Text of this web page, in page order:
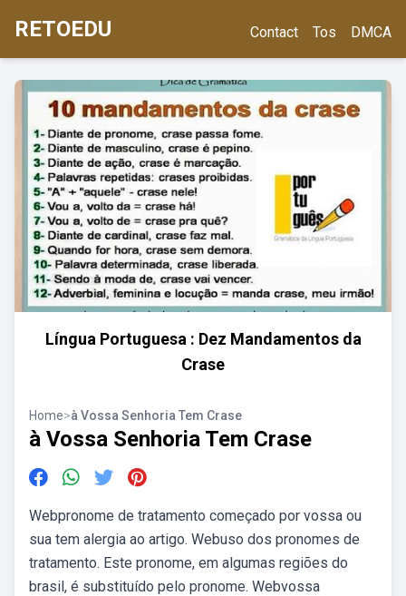
RETOEDU Contact Tos DMCA
Língua Portuguesa : Dez Mandamentos da
Crase
Home>à Vossa Senhoria Tem Crase
à Vossa Senhoria Tem Crase
Webpronome de tratamento começado por vossa ou
sua tem alergia ao artigo. Webuso dos pronomes de
tratamento. Este pronome, em algumas regiões do
brasil, é substituído pelo pronome. Webvossa